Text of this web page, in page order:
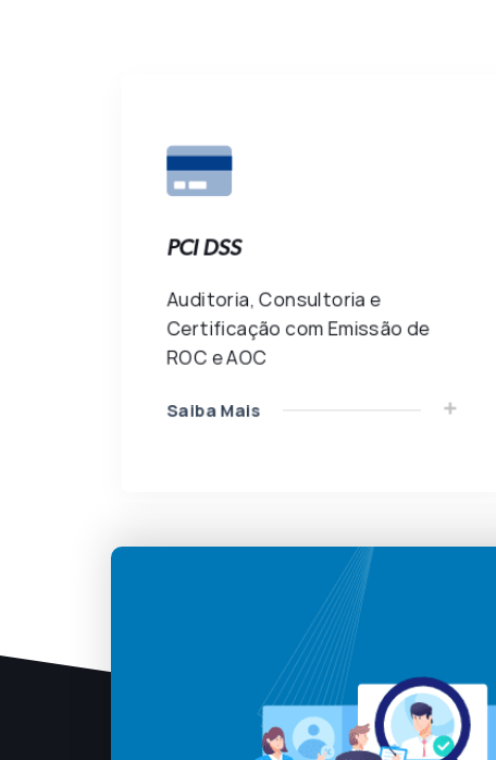
PCI DSS
Auditoria, Consultoria e
Certificação com Emissão de
ROC e AOC
Saiba Mais